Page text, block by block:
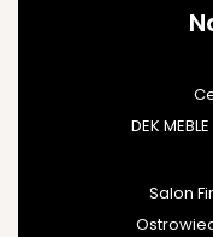
DEK
Salon